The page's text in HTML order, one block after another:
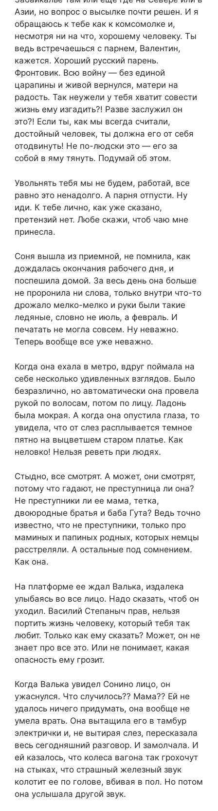
Азии, но вопрос о высылке почти решен. И я
обращаюсь к тебе как к комсомолке и,
несмотря ни на что, хорошему человеку. Ты
ведь встречаешься с парнем, Валентин,
кажется. Хороший русский парень.
Фронтовик. Всю войну — без единой
царапины и живой вернулся, матери на
радость. Так неужели у тебя хватит совести
жизнь ему изгадить?! Разве заслужил он
это?! Если ты, как мы всегда считали,
достойный человек, ты должна его от себя
отодвинуть! Не по-людски это — его за
собой в яму тянуть. Подумай об этом.
Увольнять тебя мы не будем, работай, все
равно это ненадолго. А парня отпусти. Ну
иди. К тебе лично, как уже сказано,
претензий нет. Любе скажи, чтоб чаю мне
принесла.
Соня вышла из приемной, не помнила, как
дождалась окончания рабочего дня, и
поспешила домой. За весь день она больше
не проронила ни слова, только внутри что-то
дрожало мелко-мелко и руки были такие
ледяные, словно не июль, а февраль. И
печатать не могла совсем. Ну неважно.
Теперь вообще все уже неважно.
Когда она ехала в метро, вдруг поймала на
себе несколько удивленных взглядов. Было
безразлично, но автоматически она провела
рукой по волосам, потом по лицу. Ладонь
была мокрая. А когда она опустила глаза, то
увидела, что от слез расплывается темное
пятно на выцветшем старом платье. Как
неловко! Нельзя реветь при людях.
Стыдно, все смотрят. А может, они смотрят,
потому что гадают, не преступница ли она?
Не преступники ли ее мама, тетка,
двоюродные братья и баба Гута? Ведь точно
известно, что не преступники, только про
маминых и папиных родных, которых немцы
расстреляли. А остальные под сомнением.
Как она.
На платформе ее ждал Валька, издалека
улыбаясь во все лицо. Надо сказать, чтоб он
уходил. Василий Степаныч прав, нельзя
портить жизнь человеку, который тебя так
любит. Только как ему сказать? Может, он не
знает про все это. Или не понимает, какая
опасность ему грозит.
Когда Валька увидел Сонино лицо, он
ужаснулся. Что случилось?? Мама?? Ей не
удалось ничего придумать, она вообще не
умела врать. Она вытащила его в тамбур
электрички и, не вытирая слез, пересказала
весь сегодняшний разговор. И замолчала. И
ей казалось, что колеса вагона так грохочут
на стыках, что страшный железный звук
колотит ее по голове, вбивая в пол. Но потом
она услышала другой звук.